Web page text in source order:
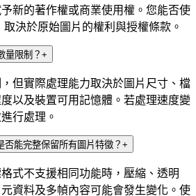
新的著作權或商業使用權。您能否使
取決於原始圖片的權利與授權條款。
量限制？ +
但實際處理能力取決於圖片尺寸、檔
以及裝置可用記憶體。若處理速度變
行處理。
能完整保留所有圖片特徵？ +
式不支援相同功能時，壓縮、透明
資料及多幀內容可能會發生變化。使